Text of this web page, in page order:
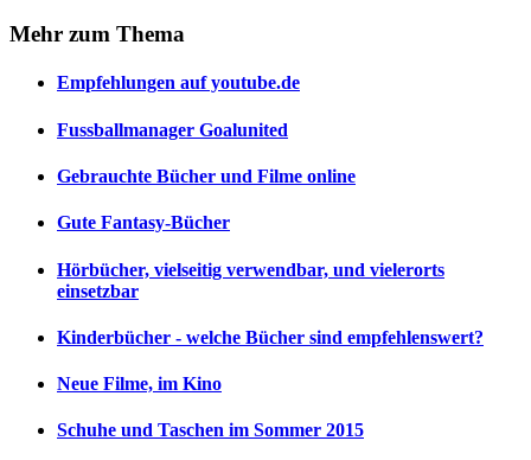
Mehr zum Thema
Empfehlungen auf youtube.de
Fussballmanager Goalunited
Gebrauchte Bücher und Filme online
Gute Fantasy-Bücher
Hörbücher, vielseitig verwendbar, und vielerorts
einsetzbar
Kinderbücher - welche Bücher sind empfehlenswert?
Neue Filme, im Kino
Schuhe und Taschen im Sommer 2015